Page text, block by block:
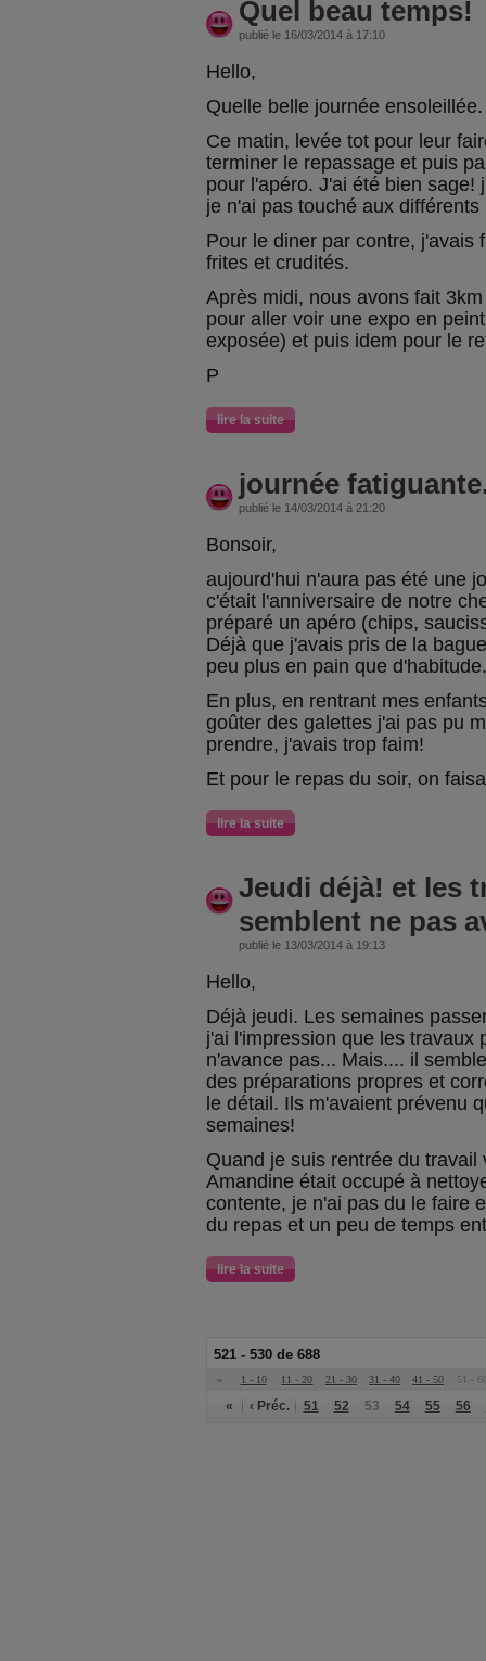
Quel beau temps!
publié le 16/03/2014 à 17:10
Hello,
Quelle belle journée
Ce matin, levée tot pour leur
terminer le repassage et puis
pour l'apéro. J'ai été bien sage!
je n'ai pas touché aux
Pour le diner par contre, j'avais
frites et crudités.
Après midi, nous avons fait
pour aller voir une expo en
exposée) et puis idem pour le
P
lire la suite
journée
publié le 14/03/2014 à 21:20
Bonsoir,
aujourd'hui n'aura pas été une
c'était l'anniversaire de notre
préparé un apéro (chips,
Déjà que j'avais pris de la
peu plus en pain que
En plus, en rentrant mes
goûter des galettes j'ai pas pu
prendre, j'avais trop faim!
Et pour le repas du soir, on
lire la suite
Jeudi déjà! et les
semblent ne pas
publié le 13/03/2014 à 19:13
Hello,
Déjà jeudi. Les semaines
j'ai l'impression que les travaux
n'avance pas... Mais.... il
des préparations propres et
le détail. Ils m'avaient prévenu
semaines!
Quand je suis rentrée du travail
Amandine était occupé à
contente, je n'ai pas du le faire
du repas et un peu de temps
lire la suite
521 - 530 de 688
« 1 - 10 11 - 20 21 - 30 31 - 40 41 - 50 51 -
« ‹ Préc. 51 52 53 54 55 56